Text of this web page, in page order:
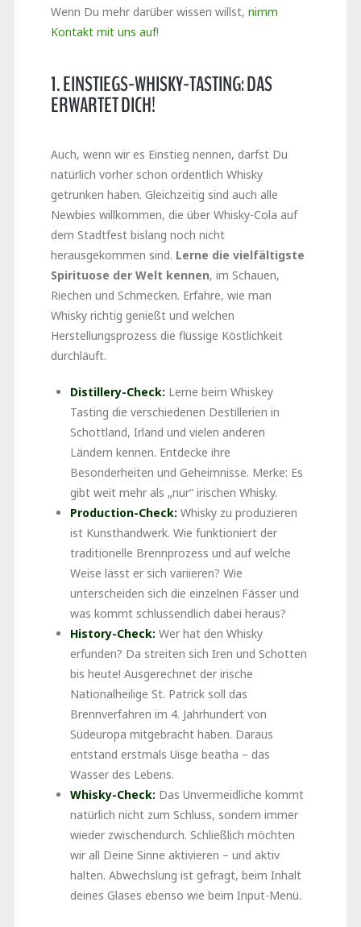
Wenn Du mehr darüber wissen willst, nimm
Kontakt mit uns auf!
1. EINSTIEGS-WHISKY-TASTING: DAS
ERWARTET DICH!
Auch, wenn wir es Einstieg nennen, darfst Du
natürlich vorher schon ordentlich Whisky
getrunken haben. Gleichzeitig sind auch alle
Newbies willkommen, die über Whisky-Cola auf
dem Stadtfest bislang noch nicht
herausgekommen sind. Lerne die vielfältigste
Spirituose der Welt kennen, im Schauen,
Riechen und Schmecken. Erfahre, wie man
Whisky richtig genießt und welchen
Herstellungsprozess die flüssige Köstlichkeit
durchläuft.
Distillery-Check: Lerne beim Whiskey
Tasting die verschiedenen Destillerien in
Schottland, Irland und vielen anderen
Ländern kennen. Entdecke ihre
Besonderheiten und Geheimnisse. Merke: Es
gibt weit mehr als „nur“ irischen Whisky.
Production-Check: Whisky zu produzieren
ist Kunsthandwerk. Wie funktioniert der
traditionelle Brennprozess und auf welche
Weise lässt er sich variieren? Wie
unterscheiden sich die einzelnen Fässer und
was kommt schlussendlich dabei heraus?
History-Check: Wer hat den Whisky
erfunden? Da streiten sich Iren und Schotten
bis heute! Ausgerechnet der irische
Nationalheilige St. Patrick soll das
Brennverfahren im 4. Jahrhundert von
Südeuropa mitgebracht haben. Daraus
entstand erstmals Uisge beatha – das
Wasser des Lebens.
Whisky-Check: Das Unvermeidliche kommt
natürlich nicht zum Schluss, sondern immer
wieder zwischendurch. Schließlich möchten
wir all Deine Sinne aktivieren – und aktiv
halten. Abwechslung ist gefragt, beim Inhalt
deines Glases ebenso wie beim Input-Menü.